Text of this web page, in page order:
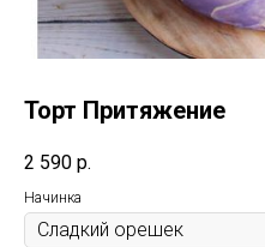
Торт Притяжение
2 590 р.
Начинка